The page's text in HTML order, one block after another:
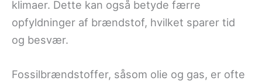
klimaer. Dette kan også betyde færre
opfyldninger af brændstof, hvilket sparer tid
og besvær.
Fossilbrændstoffer, såsom olie og gas, er ofte